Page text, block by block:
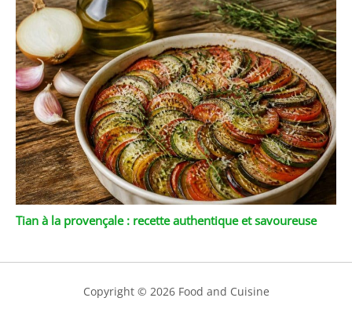
Tian à la provençale : recette authentique et savoureuse
Copyright © 2026 Food and Cuisine